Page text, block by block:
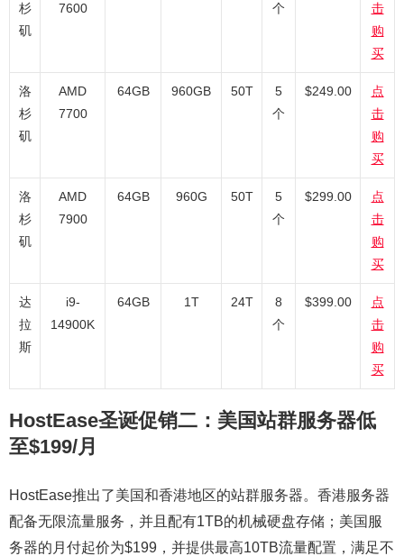
杉
矶
7600
个
击
购
买
洛
杉
矶
AMD
7700
64GB 960GB 50T
5
个
$249.00
点
击
购
买
洛
杉
矶
AMD
7900
64GB 960G 50T
5
个
$299.00
点
击
购
买
达
拉
斯
i9-
14900K
64GB 1T 24T
8
个
$399.00
点
击
购
买
HostEase圣诞促销二：美国站群服务器低
至$199/月
HostEase推出了美国和香港地区的站群服务器。香港服务器
配备无限流量服务，并且配有1TB的机械硬盘存储；美国服
务器的月付起价为$199，并提供最高10TB流量配置，满足不